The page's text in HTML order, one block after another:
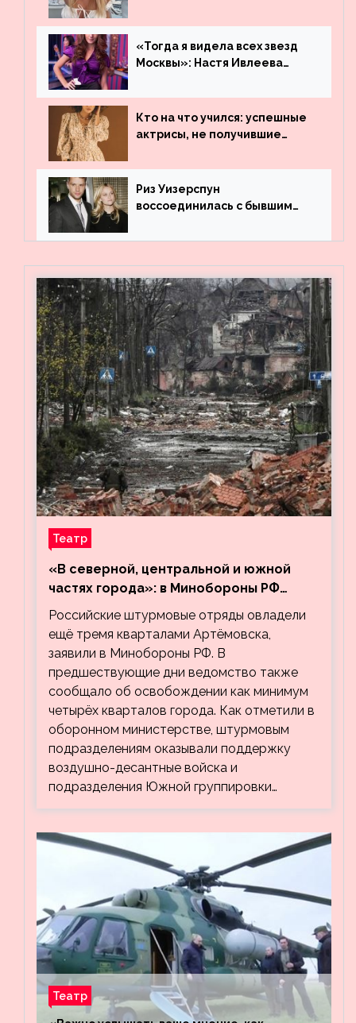
«Тогда я видела всех звезд
Москвы»: Настя Ивлеева
популярности и выложила
архивные фото
Кто на что учился: успешные
актрисы, не получившие
Риз Уизерспун
воссоединилась с бывшим
Театр
«В северной, центральной и южной
частях города»: в Минобороны РФ
заявили об освобождении ещё трёх
кварталов Артёмовска
Российские штурмовые отряды овладели
ещё тремя кварталами Артёмовска,
заявили в Минобороны РФ. В
предшествующие дни ведомство также
сообщало об освобождении как минимум
четырёх кварталов города. Как отметили в
оборонном министерстве, штурмовым
подразделениям оказывали поддержку
воздушно-десантные войска и
подразделения Южной группировки…
Театр